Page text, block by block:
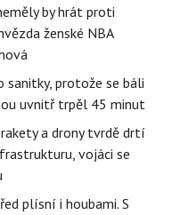
by hrát proti
ženské NBA
protože se báli
uvnitř trpěl 45 minut
a drony tvrdě drtí
vojáci se
plísní i houbami. S